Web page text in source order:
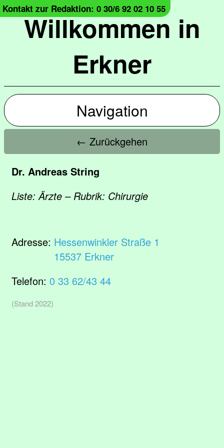
Willkommen in
Erkner
Kontakt zur Redaktion: 0 30/6 92 02 10 55
Navigation
← Zurückgehen
Dr. Andreas String
Liste: Ärzte – Rubrik: Chirurgie
Adresse: Hessenwinkler Straße 1
15537 Erkner
Telefon: 0 33 62/43 44
(Stand 2022)